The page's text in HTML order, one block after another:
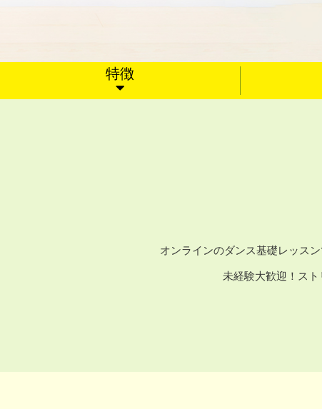
特徴
オンラインのダンス基礎レッス
未経験大歓迎！ス